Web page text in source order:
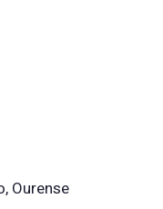
Ourense